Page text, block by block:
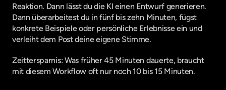
Reaktion. Dann lässt du die KI einen Entwurf generieren.
Dann überarbeitest du in fünf bis zehn Minuten, fügst
konkrete Beispiele oder persönliche Erlebnisse ein und
verleiht dem Post deine eigene Stimme.
Zeittersparnis: Was früher 45 Minuten dauerte, braucht
mit diesem Workflow oft nur noch 10 bis 15 Minuten.